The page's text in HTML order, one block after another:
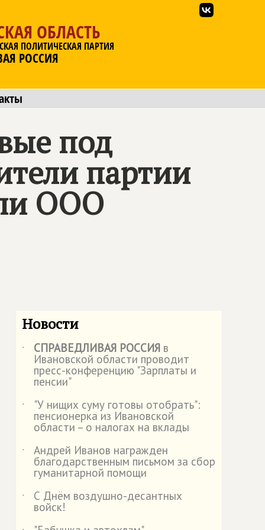
ОБЛАСТЬ
ПОЛИТИЧЕСКАЯ ПАРТИЯ
РОССИЯ
под
партии
ООО
Новости
˙ СПРАВЕДЛИВАЯ РОССИЯ в
Ивановской области проводит
пресс-конференцию "Зарплаты и
пенсии"
˙
"У нищих суму готовы отобрать":
пенсионерка из Ивановской
области – о налогах на вклады
˙
Андрей Иванов награжден
благодарственным письмом за сбор
гуманитарной помощи
˙
С Днём воздушно-десантных
войск!